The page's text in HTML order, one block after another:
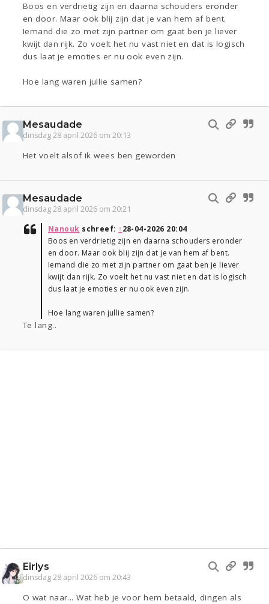
Boos en verdrietig zijn en daarna schouders eronder
en door. Maar ook blij zijn dat je van hem af bent.
Iemand die zo met zijn partner om gaat ben je liever
kwijt dan rijk. Zo voelt het nu vast niet en dat is logisch
dus laat je emoties er nu ook even zijn.
Hoe lang waren jullie samen?
Mesaudade
dinsdag 28 april 2026 om 20:13
Het voelt alsof ik wees ben geworden
Mesaudade
dinsdag 28 april 2026 om 20:21
Nanouk schreef: ↑28-04-2026 20:04
Boos en verdrietig zijn en daarna schouders eronder
en door. Maar ook blij zijn dat je van hem af bent.
Iemand die zo met zijn partner om gaat ben je liever
kwijt dan rijk. Zo voelt het nu vast niet en dat is logisch
dus laat je emoties er nu ook even zijn.
Hoe lang waren jullie samen?
Te lang..
Eirlys
dinsdag 28 april 2026 om 20:43
O wat naar... Wat heb je voor hem betaald, dingen als